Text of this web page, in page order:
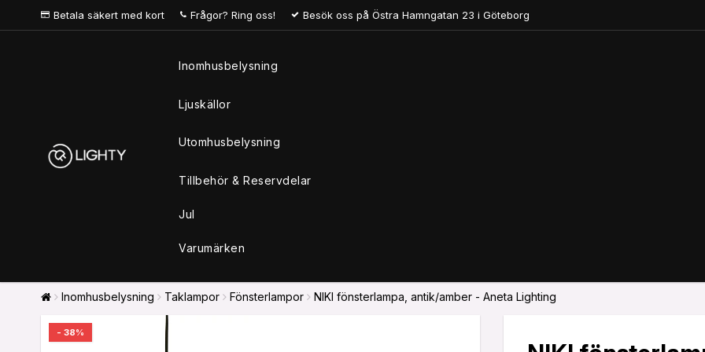
Betala säkert med kort Frågor? Ring oss! Besök oss på Östra Hamngatan 23 i Göteborg
Inomhusbelysning
Ljuskällor
Utomhusbelysning
Tillbehör & Reservdelar
Jul
Varumärken
Inomhusbelysning Taklampor Fönsterlampor NIKI fönsterlampa, antik/amber - Aneta Lighting
- 38%